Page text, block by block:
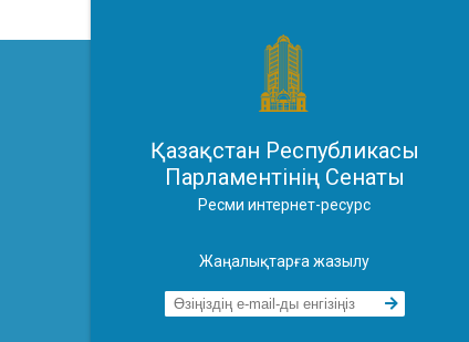
Қазақстан Республикасы
Парламентінің Сенаты
Ресми интернет-ресурс
Жаңалықтарға жазылу